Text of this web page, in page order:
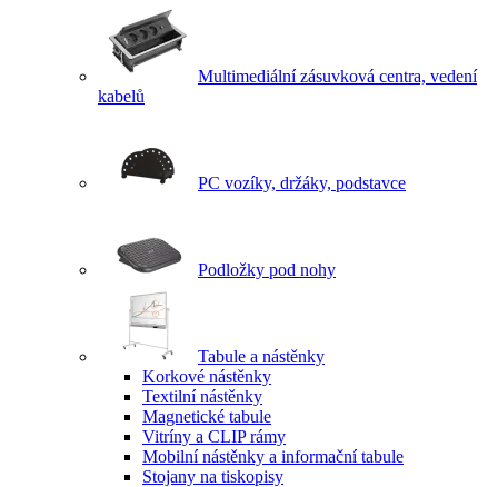
Multimediální zásuvková centra, vedení
kabelů
PC vozíky, držáky, podstavce
Podložky pod nohy
Tabule a nástěnky
Korkové nástěnky
Textilní nástěnky
Magnetické tabule
Vitríny a CLIP rámy
Mobilní nástěnky a informační tabule
Stojany na tiskopisy